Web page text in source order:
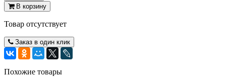
В корзину
Товар отсутствует
Заказ в один клик
Похожие товары